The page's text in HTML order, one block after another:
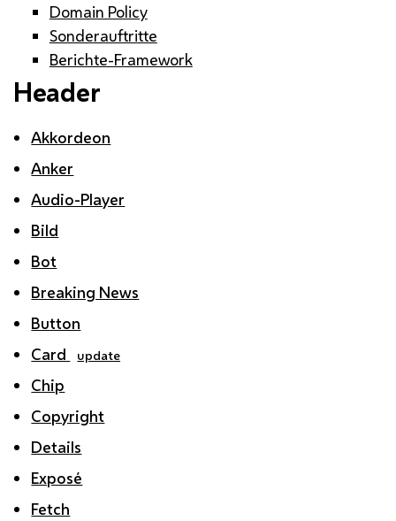
Domain Policy
Sonderauftritte
Berichte-Framework
Header
Akkordeon
Anker
Audio-Player
Bild
Bot
Breaking News
Button
Card
update
Chip
Copyright
Details
Exposé
Fetch